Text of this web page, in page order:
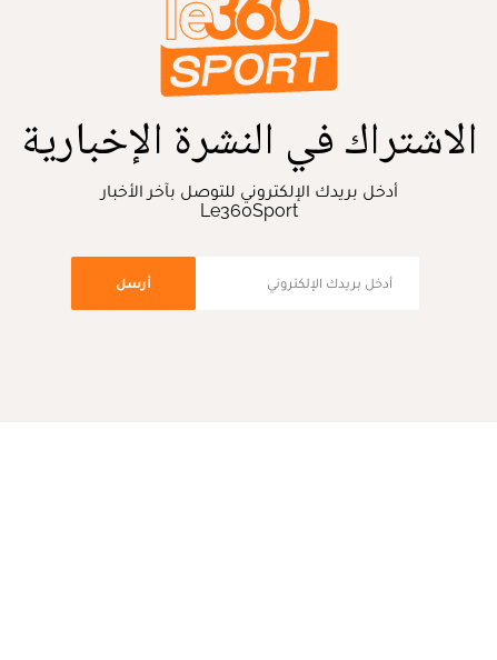
الاشتراك في النشرة الإخبارية
أدخل بريدك الإلكتروني للتوصل بآخر الأخبار
Le360Sport
أرسل